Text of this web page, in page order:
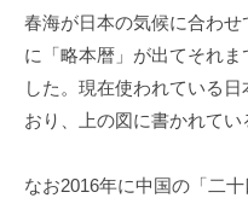
春海が日本の気候に合わ
に「略本暦」が出てそれ
した。現在使われている
おり、上の図に書かれてい
なお2016年に中国の「二